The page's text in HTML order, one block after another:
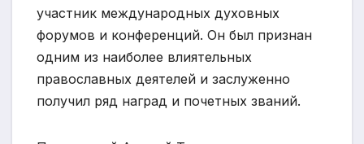
участник международных духовных
форумов и конференций. Он был признан
одним из наиболее влиятельных
православных деятелей и заслуженно
получил ряд наград и почетных званий.